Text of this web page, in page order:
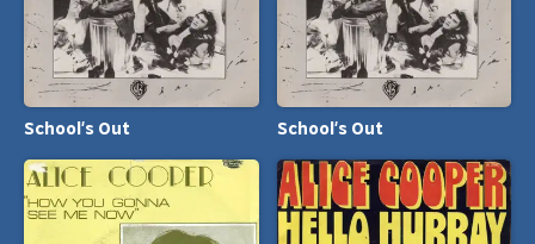
School's Out School's Out